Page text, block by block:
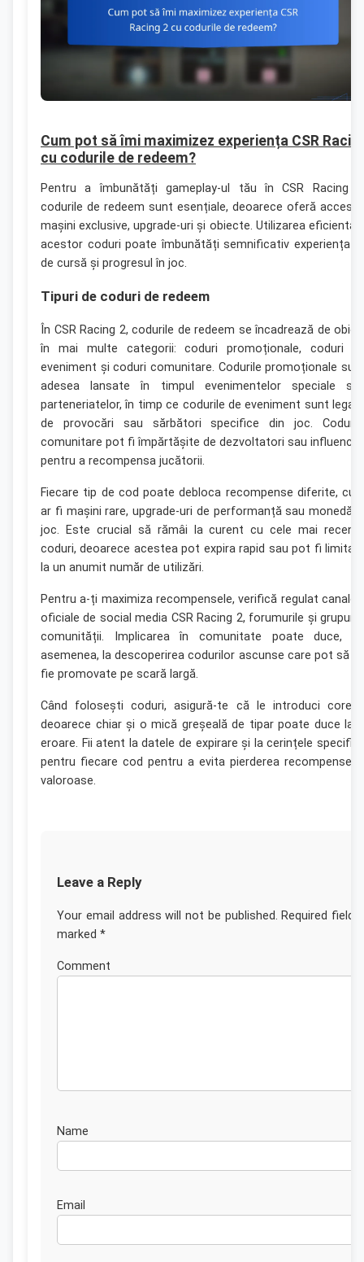
Cum pot să îmi maximizez experiența CSR
cu codurile de redeem?
Pentru a îmbunătăți gameplay-ul tău în CSR Racing
codurile de redeem sunt esențiale, deoarece oferă acces
mașini exclusive, upgrade-uri și obiecte. Utilizarea eficientă
acestor coduri poate îmbunătăți semnificativ experiența
de cursă și progresul în joc.
Tipuri de coduri de redeem
În CSR Racing 2, codurile de redeem se încadrează de
în mai multe categorii: coduri promoționale, coduri
eveniment și coduri comunitare. Codurile promoționale
adesea lansate în timpul evenimentelor speciale
parteneriatelor, în timp ce codurile de eveniment sunt
de provocări sau sărbători specifice din joc.
comunitare pot fi împărtășite de dezvoltatori sau
pentru a recompensa jucătorii.
Fiecare tip de cod poate debloca recompense diferite,
ar fi mașini rare, upgrade-uri de performanță sau monedă
joc. Este crucial să rămâi la curent cu cele mai
coduri, deoarece acestea pot expira rapid sau pot fi
la un anumit număr de utilizări.
Pentru a-ți maximiza recompensele, verifică regulat
oficiale de social media CSR Racing 2, forumurile și
comunității. Implicarea în comunitate poate duce,
asemenea, la descoperirea codurilor ascunse care pot să
fie promovate pe scară largă.
Când folosești coduri, asigură-te că le introduci
deoarece chiar și o mică greșeală de tipar poate duce la
eroare. Fii atent la datele de expirare și la cerințele
pentru fiecare cod pentru a evita pierderea
valoroase.
Leave a Reply
Your email address will not be published. Required fields
marked *